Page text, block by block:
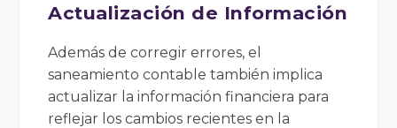
Actualización de Información
Además de corregir errores, el
saneamiento contable también implica
actualizar la información financiera para
reflejar los cambios recientes en la